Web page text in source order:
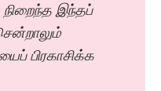
நிறைந்த இந்தப்
பிரகாசிக்க